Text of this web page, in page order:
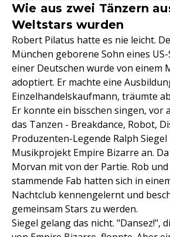
Wie aus zwei Tänzern
Weltstars wurden
Robert Pilatus hatte es nie leicht.
München geborene Sohn eines
einer Deutschen wurde von einem
adoptiert. Er machte eine
Einzelhandelskaufmann, träumte
Er konnte ein bisschen singen, vor
das Tanzen - Breakdance, Robot,
Produzenten-Legende Ralph
Musikprojekt Empire Bizarre an.
Morvan mit von der Partie. Rob
stammende Fab hatten sich in
Nachtclub kennengelernt und
gemeinsam Stars zu werden.
Siegel gelang das nicht. "Dansez!",